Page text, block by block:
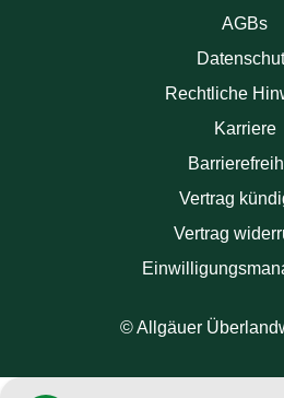
AGBs
Rechtliche
Karriere
Vertrag
Vertrag
© Allgäuer